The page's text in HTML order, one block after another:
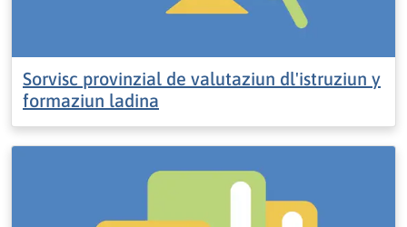
Sorvisc provinzial de valutaziun dl'istruziun y
formaziun ladina